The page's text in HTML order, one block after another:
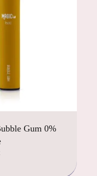
Gum 0%